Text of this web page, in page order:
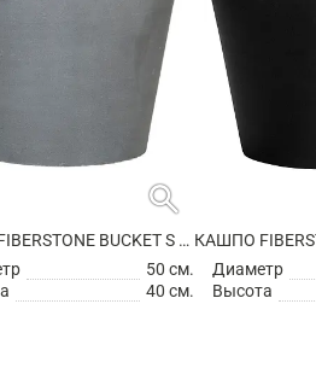
search
КАШПО FIBERSTONE BUCKET S GREY
50 см.
40 см.
Диаметр
Высота